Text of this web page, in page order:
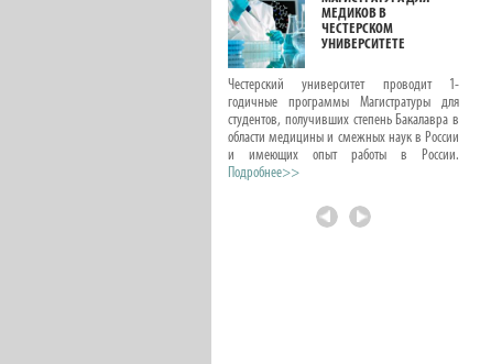
МЕДИКОВ В
ЧЕСТЕРСКОМ
УНИВЕРСИТЕТЕ
Честерский университет проводит 1-
годичные программы Магистратуры для
студентов, получивших степень Бакалавра в
области медицины и смежных наук в России
и имеющих опыт работы в России.
Подробнее>>